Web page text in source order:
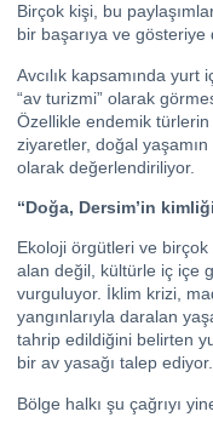
Birçok kişi, bu
bir başarıya ve
Avcılık kapsamında yurt
“av turizmi” olarak
Özellikle endemik türlerin
ziyaretler, doğal
olarak değerlendiriliyor.
“Doğa, Dersim’in
Ekoloji örgütleri ve birçok
alan değil, kültürle iç içe
vurguluyor. İklim krizi,
yangınlarıyla daralan
tahrip edildiğini belirten
bir av yasağı talep ediyor.
Bölge halkı şu çağrıyı